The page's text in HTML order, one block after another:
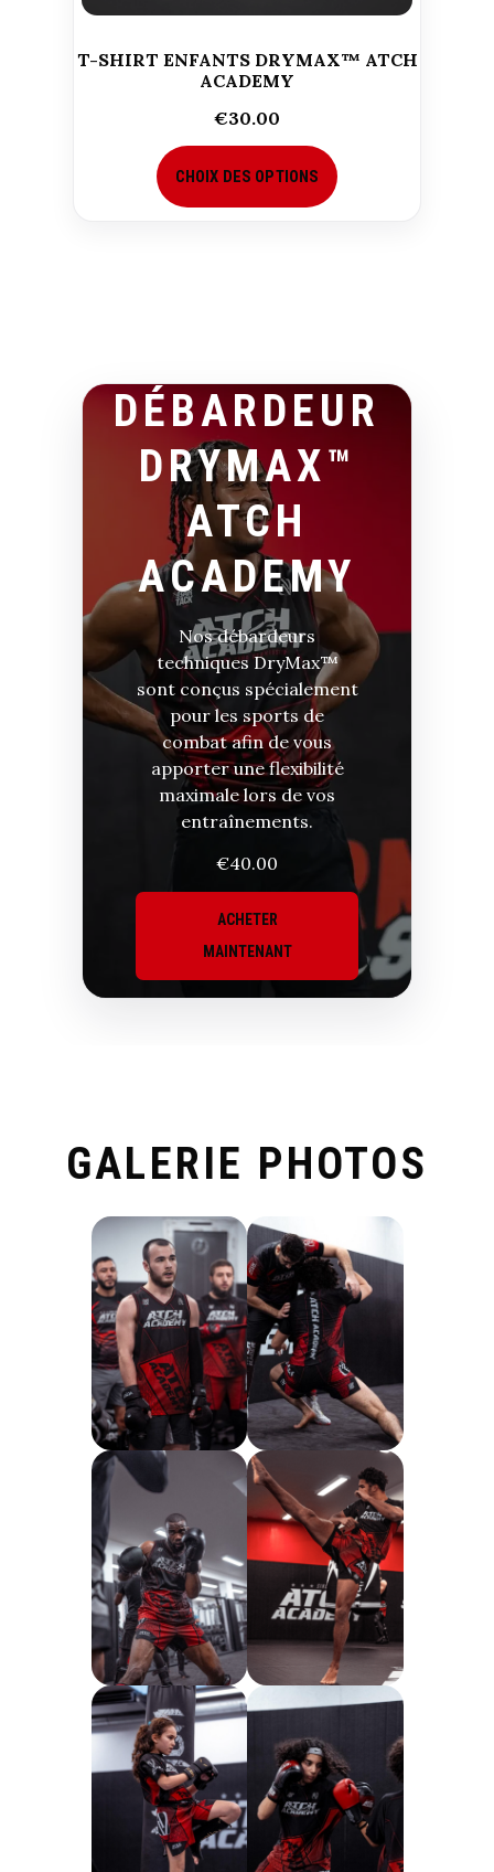
T-SHIRT ENFANTS DRYMAX™ ATCH
ACADEMY
€30.00
CHOIX DES OPTIONS
DÉBARDEUR
DRYMAX™
ATCH
ACADEMY
Nos débardeurs
techniques DryMax™
sont conçus spécialement
pour les sports de
combat afin de vous
apporter une flexibilité
maximale lors de vos
entraînements.
€40.00
ACHETER
MAINTENANT
GALERIE PHOTOS